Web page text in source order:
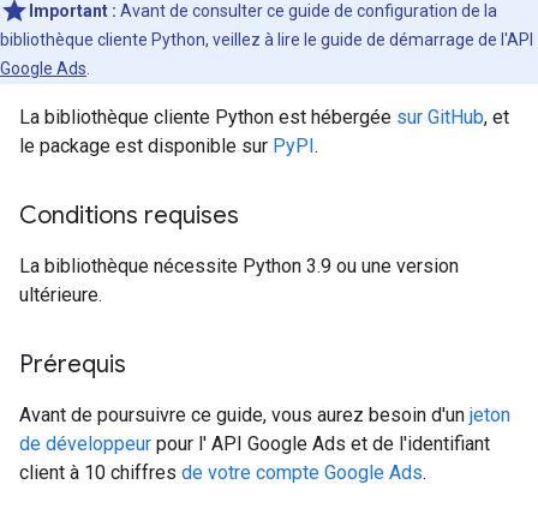
Important : Avant de consulter ce guide de configuration de la
bibliothèque cliente Python, veillez à lire le guide de démarrage de l'API
Google Ads
La bibliothèque cliente Python est hébergée sur GitHub, et
le package est disponible sur PyPI.
Conditions requises
La bibliothèque nécessite Python 3.9 ou une version
ultérieure.
Prérequis
Avant de poursuivre ce guide, vous aurez besoin d'un jeton
de développeur pour l' API Google Ads et de l'identifiant
client à 10 chiffres de votre compte Google Ads.